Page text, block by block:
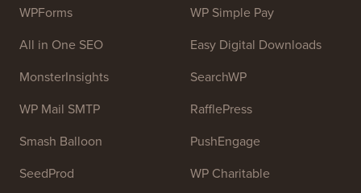
helfen.
Treten Sie unserem Team bei: Wir stellen ein!
OptinMonster
WPForms
Duplicator
WP Simple Pay